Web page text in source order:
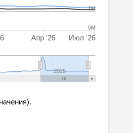
Апр '26 Июл '26
2025
0M
1M